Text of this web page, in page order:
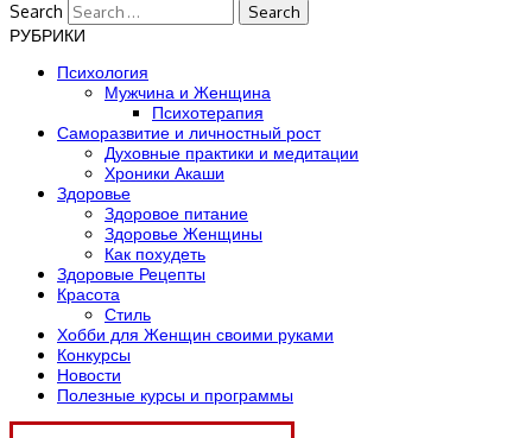
Search
РУБРИКИ
Психология
Мужчина и Женщина
Психотерапия
Саморазвитие и личностный рост
Духовные практики и медитации
Хроники Акаши
Здоровье
Здоровое питание
Здоровье Женщины
Как похудеть
Здоровые Рецепты
Красота
Стиль
Хобби для Женщин своими руками
Конкурсы
Новости
Полезные курсы и программы